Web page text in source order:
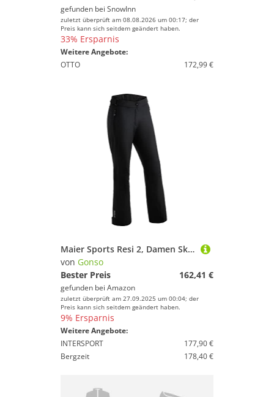
gefunden bei SnowInn
zuletzt überprüft am 08.08.2026 um 00:17; der
Preis kann sich seitdem geändert haben.
33% Ersparnis
Weitere Angebote:
OTTO
172,99 €
Maier Sports Resi 2, Damen Skihose, Wasserdichte Schneehose, Schützender Schneefang und verstellbarer Bund, PFC-frei, mTHERM Wattierung & mTEX Wetterschutz, Schwarz, Gr. 24 (W40/L30)
von Gonso
Bester Preis
162,41 €
gefunden bei Amazon
zuletzt überprüft am 27.09.2025 um 00:04; der
Preis kann sich seitdem geändert haben.
9% Ersparnis
Weitere Angebote:
INTERSPORT
177,90 €
Bergzeit
178,40 €